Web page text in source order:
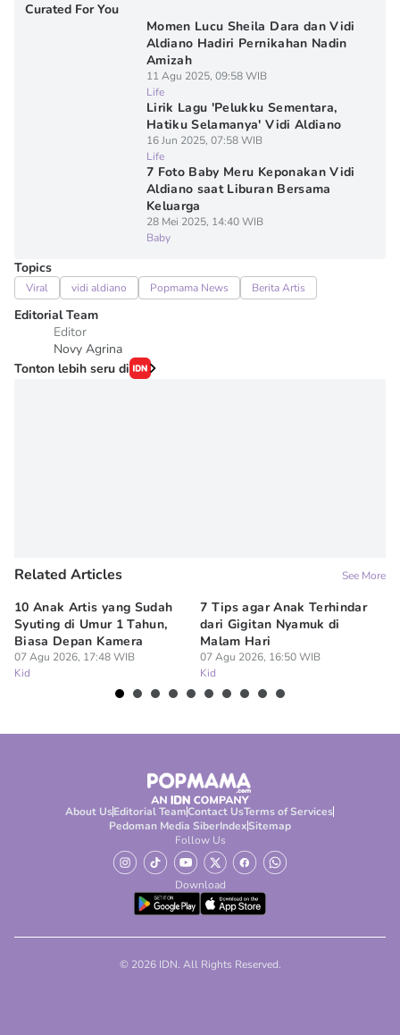
Curated For You
Momen Lucu Sheila Dara dan Vidi
Aldiano Hadiri Pernikahan Nadin
Amizah
11 Agu 2025, 09:58 WIB
Life
Lirik Lagu 'Pelukku Sementara,
Hatiku Selamanya' Vidi Aldiano
16 Jun 2025, 07:58 WIB
Life
7 Foto Baby Meru Keponakan Vidi
Aldiano saat Liburan Bersama
Keluarga
28 Mei 2025, 14:40 WIB
Baby
Topics
Viral vidi aldiano Popmama News Berita Artis
Editorial Team
Editor
Novy Agrina
Tonton lebih seru di
Related Articles See More
10 Anak Artis yang Sudah
Syuting di Umur 1 Tahun,
Biasa Depan Kamera
07 Agu 2026, 17:48 WIB
Kid
7 Tips agar Anak Terhindar
dari Gigitan Nyamuk di
Malam Hari
07 Agu 2026, 16:50 WIB
Kid
About UsEditorial TeamContact UsTerms of Services
Pedoman Media SiberIndexSitemap
Follow Us
Download
© 2026 IDN. All Rights Reserved.